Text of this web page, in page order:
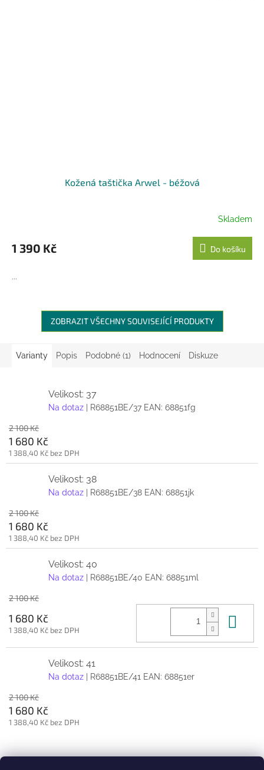
Kožená taštička Arwel - béžová
Skladem
1 390 Kč Do košíku
...
ZOBRAZIT VŠECHNY SOUVISEJÍCÍ PRODUKTY
Varianty Popis Podobné (1) Hodnocení Diskuze
Velikost: 37
Na dotaz | R68851BE/37 EAN: 68851fg
2 100 Kč
1 680 Kč
1 388,40 Kč bez DPH
Velikost: 38
Na dotaz | R68851BE/38 EAN: 68851jk
2 100 Kč
1 680 Kč
1 388,40 Kč bez DPH
Velikost: 40
Na dotaz | R68851BE/40 EAN: 68851ml
2 100 Kč
1 680 Kč
1 388,40 Kč bez DPH
Velikost: 41
Na dotaz | R68851BE/41 EAN: 68851er
2 100 Kč
1 680 Kč
1 388,40 Kč bez DPH
Z